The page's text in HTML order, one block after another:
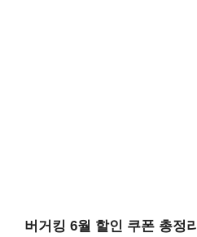
버거킹 6월 할인 쿠폰 총정리